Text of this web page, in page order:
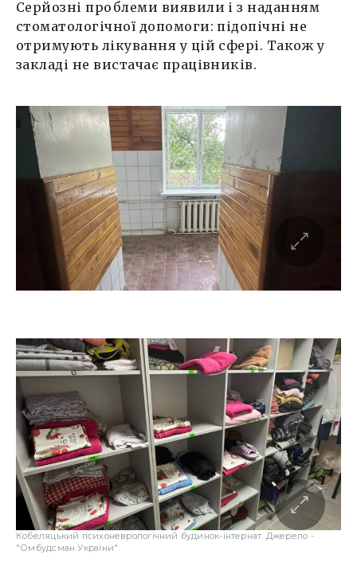
Серйозні проблеми виявили і з наданням
стоматологічної допомоги: підопічні не
отримують лікування у цій сфері. Також у
закладі не вистачає працівників.
Кобеляцький психоневрологічний будинок-інтернат. Джерело -
"Омбудсман України"